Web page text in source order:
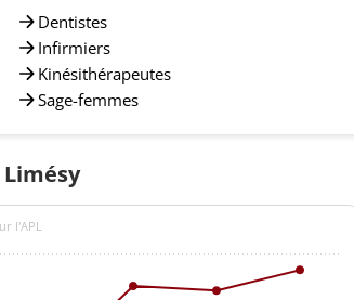
Dentistes
Infirmiers
Kinésithérapeutes
Sage-femmes
Limésy
l'APL